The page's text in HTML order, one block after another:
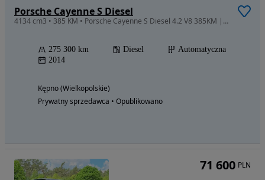
Porsche Cayenne S Diesel
4134 cm3 • 385 KM • Porsche Cayenne S Diesel 4.2 V8 385KM | LIFTING | Hak
275 300 km Diesel
Automatyczna
2014
Kępno (Wielkopolskie)
Prywatny sprzedawca • Opublikowano
71 600 PLN